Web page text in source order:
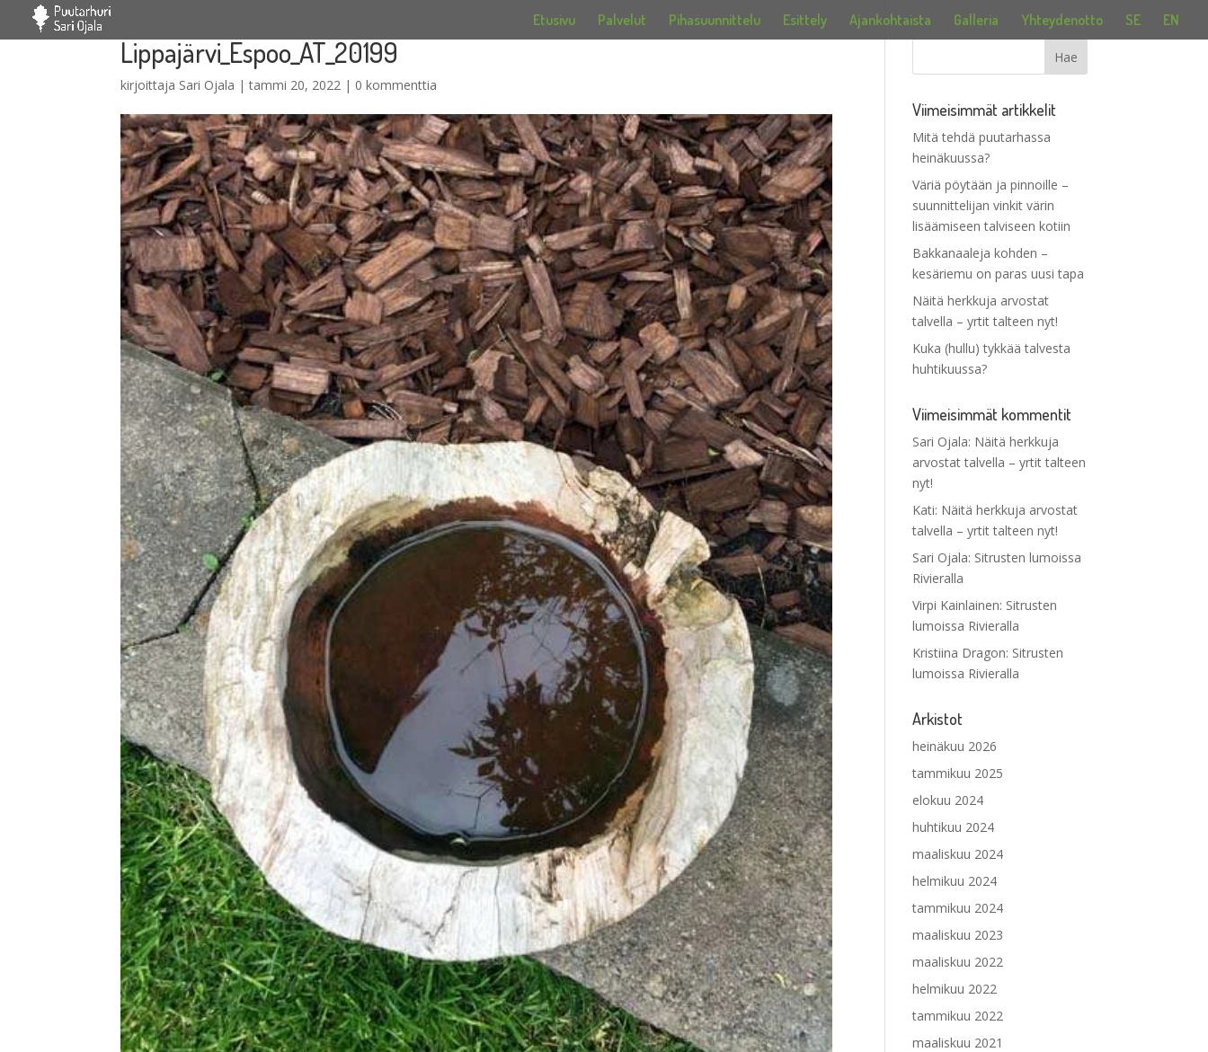
Etusivu Palvelut Pihasuunnittelu Esittely Ajankohtaista Galleria Yhteydenotto SE EN
Lippajärvi_Espoo_AT_20199
kirjoittaja Sari Ojala |tammi 20, 2022 | 0 kommenttia
Viimeisimmät artikkelit
Mitä tehdä puutarhassa
heinäkuussa?
Väriä pöytään ja pinnoille –
suunnittelijan vinkit värin
lisäämiseen talviseen kotiin
Bakkanaaleja kohden –
kesäriemu on paras uusi tapa
Näitä herkkuja arvostat
talvella – yrtit talteen nyt!
Kuka (hullu) tykkää talvesta
huhtikuussa?
Viimeisimmät kommentit
Sari Ojala: Näitä herkkuja
arvostat talvella – yrtit talteen
nyt!
Kati: Näitä herkkuja arvostat
talvella – yrtit talteen nyt!
Sari Ojala: Sitrusten lumoissa
Rivieralla
Virpi Kainlainen: Sitrusten
lumoissa Rivieralla
Kristiina Dragon: Sitrusten
lumoissa Rivieralla
Arkistot
heinäkuu 2026
tammikuu 2025
elokuu 2024
huhtikuu 2024
maaliskuu 2024
helmikuu 2024
tammikuu 2024
maaliskuu 2023
maaliskuu 2022
helmikuu 2022
tammikuu 2022
maaliskuu 2021